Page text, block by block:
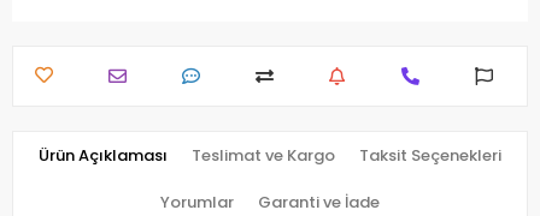
Ürün Açıklaması Teslimat ve Kargo Taksit Seçenekleri
Yorumlar Garanti ve İade